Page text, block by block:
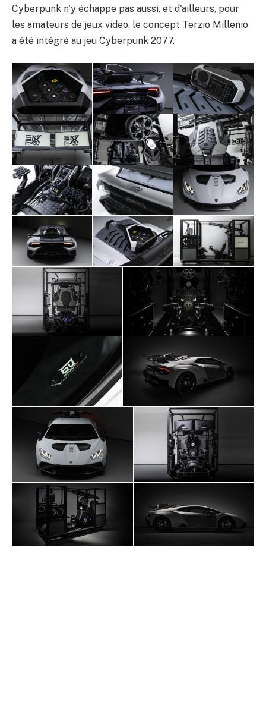
Cyberpunk n'y échappe pas aussi, et d'ailleurs, pour
les amateurs de jeux video, le concept Terzio Millenio
a été intégré au jeu Cyberpunk 2077.